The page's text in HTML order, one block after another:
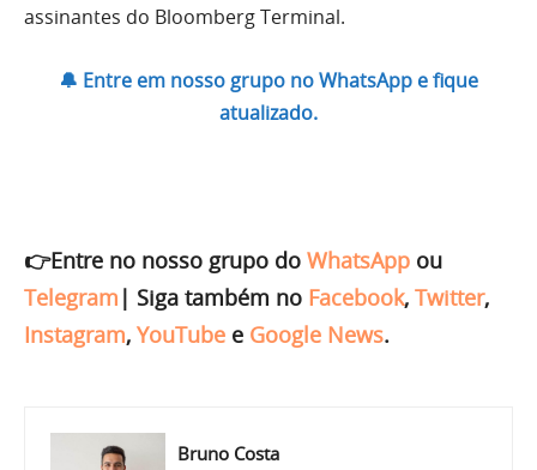
assinantes do Bloomberg Terminal.
🔔 Entre em nosso grupo no WhatsApp e fique
atualizado.
👉Entre no nosso grupo do WhatsApp ou
Telegram | Siga também no Facebook, Twitter,
Instagram, YouTube e Google News.
Bruno Costa